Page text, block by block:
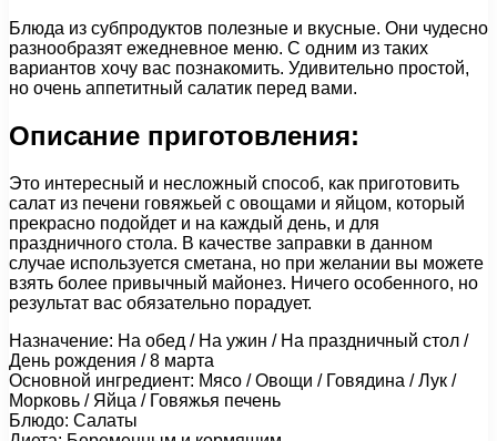
Блюда из субпродуктов полезные и вкусные. Они чудесно
разнообразят ежедневное меню. С одним из таких
вариантов хочу вас познакомить. Удивительно простой,
но очень аппетитный салатик перед вами.
Описание приготовления:
Это интересный и несложный способ, как приготовить
салат из печени говяжьей с овощами и яйцом, который
прекрасно подойдет и на каждый день, и для
праздничного стола. В качестве заправки в данном
случае используется сметана, но при желании вы можете
взять более привычный майонез. Ничего особенного, но
результат вас обязательно порадует.
Назначение: На обед / На ужин / На праздничный стол /
День рождения / 8 марта
Основной ингредиент: Мясо / Овощи / Говядина / Лук /
Морковь / Яйца / Говяжья печень
Блюдо: Салаты